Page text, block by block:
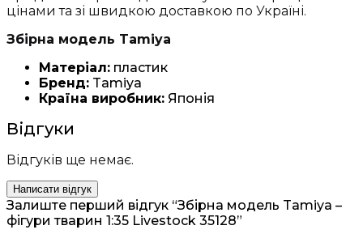
цінами та зі швидкою доставкою по Україні.
Збірна модель Tamiya
Матеріал: пластик
Бренд: Tamiya
Країна виробник: Японія
Відгуки
Відгуків ще немає.
Написати відгук
Залиште перший відгук “Збірна модель Tamiya –
фігури тварин 1:35 Livestock 35128”